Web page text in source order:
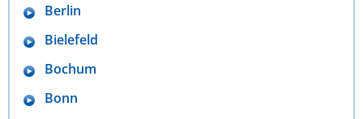
Berlin
Bielefeld
Bochum
Bonn